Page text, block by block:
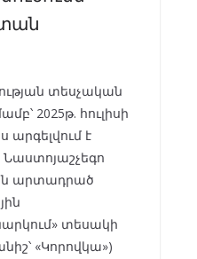
տեսչական
2025թ. հուլիսի
է
արտադրած
տեսակի
«Կորովկա»)